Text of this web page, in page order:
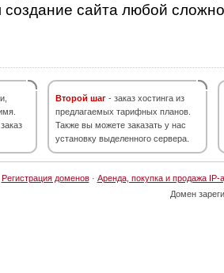
сайта любой
Второй шаг - заказ хостинга из
предлагаемых тарифных планов.
Также вы можете заказать у нас
установку выделенного сервера.
Регистрация доменов· Аренда, покупка и продажа IP-
Домен